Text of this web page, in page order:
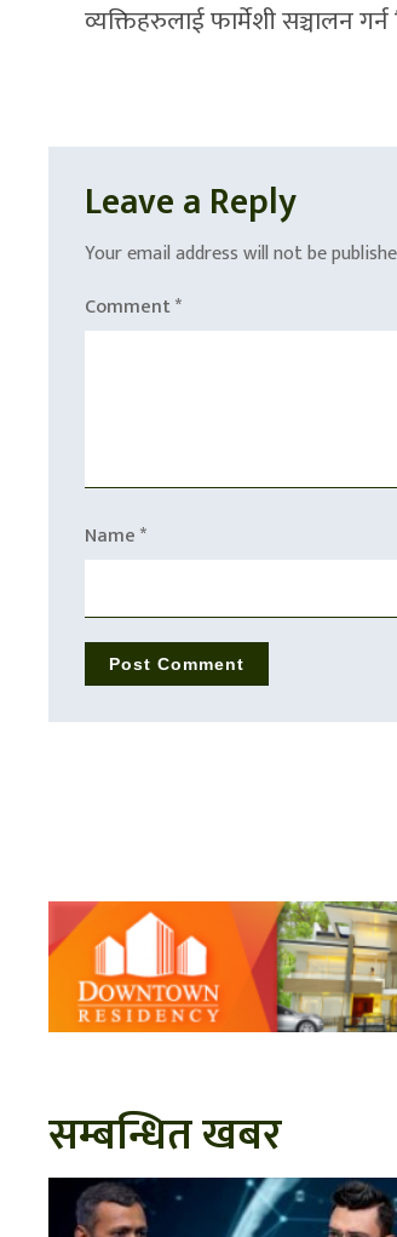
व्यक्तिहरुलाई फार्मेशी सञ्चालन
Leave a Reply
Your email address will not be
Comment*
Name*
सम्बन्धित खबर